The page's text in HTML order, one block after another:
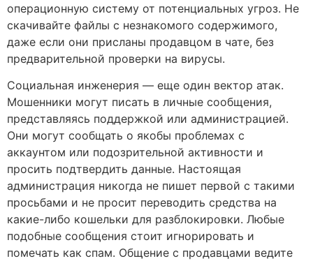
операционную систему от потенциальных угроз. Не
скачивайте файлы с незнакомого содержимого,
даже если они присланы продавцом в чате, без
предварительной проверки на вирусы.
Социальная инженерия — еще один вектор атак.
Мошенники могут писать в личные сообщения,
представляясь поддержкой или администрацией.
Они могут сообщать о якобы проблемах с
аккаунтом или подозрительной активности и
просить подтвердить данные. Настоящая
администрация никогда не пишет первой с такими
просьбами и не просит переводить средства на
какие-либо кошельки для разблокировки. Любые
подобные сообщения стоит игнорировать и
помечать как спам. Общение с продавцами ведите